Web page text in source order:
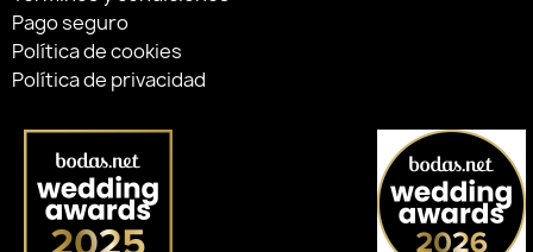
Pago seguro
Política de cookies
Política de privacidad